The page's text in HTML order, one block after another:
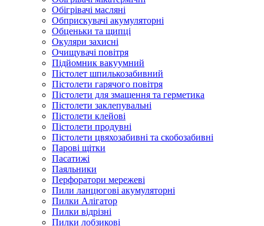
Обігрівачі масляні
Обприскувачі акумуляторні
Обценьки та щипці
Окуляри захисні
Очищувачі повітря
Підйомник вакуумний
Пістолет шпилькозабивний
Пістолети гарячого повітря
Пістолети для змащення та герметика
Пістолети заклепувальні
Пістолети клейові
Пістолети продувні
Пістолети цвяхозабивні та скобозабивні
Парові щітки
Пасатижі
Паяльники
Перфоратори мережеві
Пили ланцюгові акумуляторні
Пилки Алігатор
Пилки відрізні
Пилки лобзикові